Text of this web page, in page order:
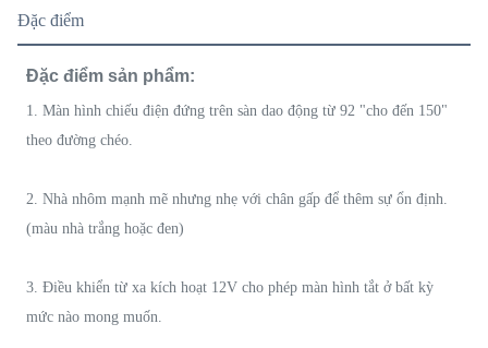
Đặc điểm
Đặc điểm sản phẩm:
1. Màn hình chiếu điện đứng trên sàn dao động từ 92 "cho đến 150"
theo đường chéo.
2. Nhà nhôm mạnh mẽ nhưng nhẹ với chân gấp để thêm sự ổn định.
(màu nhà trắng hoặc đen)
3. Điều khiển từ xa kích hoạt 12V cho phép màn hình tắt ở bất kỳ
mức nào mong muốn.